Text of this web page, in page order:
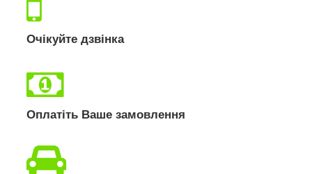
Очікуйте дзвінка
Оплатіть Ваше замовлення